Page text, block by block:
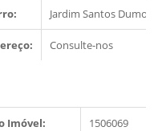
Jardim Santos
Consulte-nos
Imóvel: 1506069